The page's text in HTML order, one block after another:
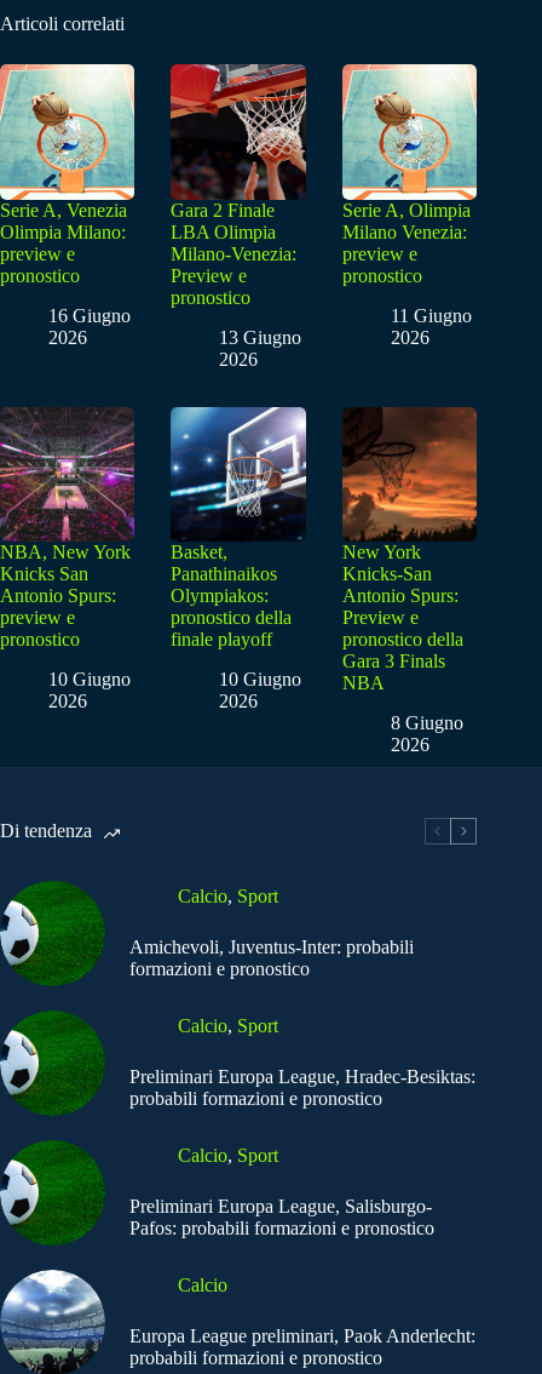
Articoli correlati
Serie A, Venezia
Olimpia Milano:
preview e
pronostico
16 Giugno
2026
Gara 2 Finale
LBA Olimpia
Milano-Venezia:
Preview e
pronostico
13 Giugno
2026
Serie A, Olimpia
Milano Venezia:
preview e
pronostico
11 Giugno
2026
NBA, New York
Knicks San
Antonio Spurs:
preview e
pronostico
10 Giugno
2026
Basket,
Panathinaikos
Olympiakos:
pronostico della
finale playoff
10 Giugno
2026
New York
Knicks-San
Antonio Spurs:
Preview e
pronostico della
Gara 3 Finals
NBA
8 Giugno
2026
Di tendenza
Calcio, Sport
Amichevoli, Juventus-Inter: probabili
formazioni e pronostico
Calcio, Sport
Preliminari Europa League, Hradec-Besiktas:
probabili formazioni e pronostico
Calcio, Sport
Preliminari Europa League, Salisburgo-
Pafos: probabili formazioni e pronostico
Calcio
Europa League preliminari, Paok Anderlecht:
probabili formazioni e pronostico